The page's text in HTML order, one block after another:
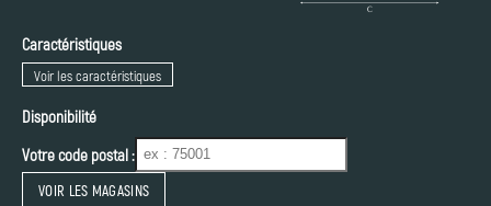
Caractéristiques
Voir les caractéristiques
Disponibilité
Votre code postal :
VOIR LES MAGASINS